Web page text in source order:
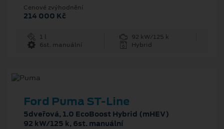
Cenové zvýhodnění
214 000 Kč
1 l
92 kW/125 k
6st. manuální
Hybrid
Ford Puma ST-Line
5dveřová, 1.0 EcoBoost Hybrid (mHEV)
92 kW/125 k, 6st. manuální